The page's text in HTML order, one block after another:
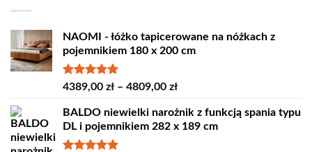
NAOMI - łóżko tapicerowane na nóżkach z
pojemnikiem 180 x 200 cm
Oceniono
4389,00 zł – 4809,00 złZakres
od
4389,00 zł
BALDO niewielki narożnik z funkcją spania typu
DL i pojemnikiem 282 x 189 cm